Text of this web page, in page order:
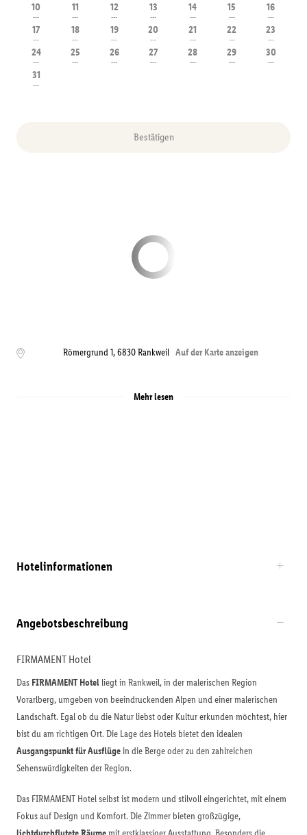
10
---
11
---
12
---
13
---
14
---
15
---
16
---
17
---
18
---
19
---
20
---
21
---
22
---
23
---
24
---
25
---
26
---
27
---
28
---
29
---
30
---
31
---
Bestätigen
Römergrund 1,6830Rankweil Auf der Karte anzeigen
Mehr lesen
Hotelinformationen
Angebotsbeschreibung
FIRMAMENT Hotel
Das FIRMAMENT Hotel liegt in Rankweil, in der malerischen Region
Vorarlberg, umgeben von beeindruckenden Alpen und einer malerischen
Landschaft. Egal ob du die Natur liebst oder Kultur erkunden möchtest, hier
bist du am richtigen Ort. Die Lage des Hotels bietet den idealen
Ausgangspunkt für Ausflügein die Berge oder zu den zahlreichen
Sehenswürdigkeiten der Region.
Das FIRMAMENT Hotel selbst ist modern und stilvoll eingerichtet, mit einem
Fokus auf Design und Komfort. Die Zimmer bieten großzügige,